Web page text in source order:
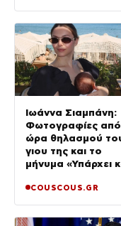
Ιωάννα Σιαμπάνη:
Φωτογραφίες
ώρα θηλασμού
γιου της και το
μήνυμα «Υπάρχει
αργές μέρες»
COUSCOUS.GR